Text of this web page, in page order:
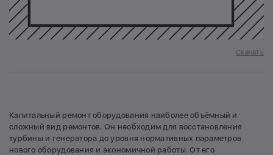
Скачать
Капитальный ремонт оборудования наиболее объёмный и
сложный вид ремонтов. Он необходим для восстановления
турбины и генератора до уровня нормативных параметров
нового оборудования и экономичной работы. От его